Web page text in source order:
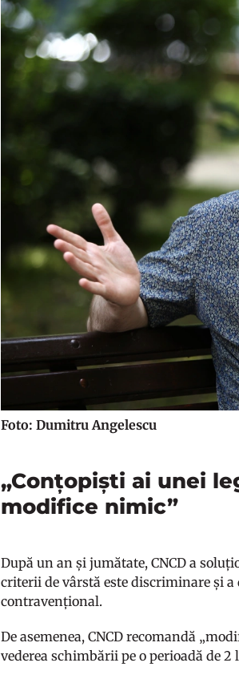
Foto: Dumitru Angelescu
„Conțopiști ai unei
modifice nimic”
După un an și jumătate, CNCD a
criterii de vârstă este discriminare și
contravențional.
De asemenea, CNCD recomandă
vederea schimbării pe o perioadă de 2